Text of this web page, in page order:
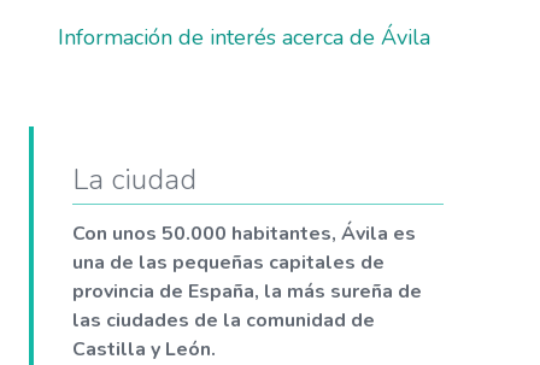
Información de interés acerca de Ávila
La ciudad
Con unos 50.000 habitantes, Ávila es
una de las pequeñas capitales de
provincia de España, la más sureña de
las ciudades de la comunidad de
Castilla y León.